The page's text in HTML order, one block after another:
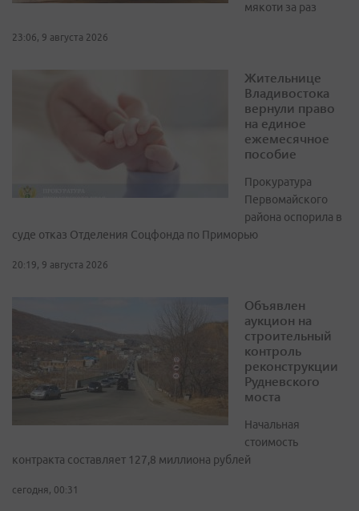
мякоти за раз
23:06, 9 августа 2026
Жительнице
Владивостока
вернули право
на единое
ежемесячное
пособие
Прокуратура
Первомайского
района оспорила в
суде отказ Отделения Соцфонда по Приморью
20:19, 9 августа 2026
Объявлен
аукцион на
строительный
контроль
реконструкции
Рудневского
моста
Начальная
стоимость
контракта составляет 127,8 миллиона рублей
сегодня, 00:31